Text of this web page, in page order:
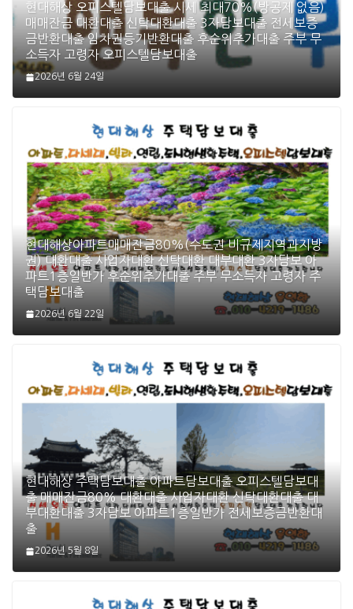
현대해상 오피스텔담보대출 시세 최대70%(방공제 없음)
매매잔금 대환대출 신탁대환대출 3자담보대출 전세보증
금반환대출 임차권등기반환대출 후순위추가대출 주부 무
소득자 고령자 오피스텔담보대출
2026년 6월 24일
현대해상아파트매매잔금80%(수도권 비규제지역과지방
권) 대환대출 사업자대환 신탁대환 대부대환 3자담보 아
파트1층일반가 후순위추가대출 주부 무소득자 고령자 주
택담보대출
2026년 6월 22일
현대해상 주택담보대출 아파트담보대출 오피스텔담보대
출 매매잔금80% 대환대출 사업자대환 신탁대환대출 대
부대환대출 3자담보 아파트1층일반가 전세보증금반환대
출
2026년 5월 8일